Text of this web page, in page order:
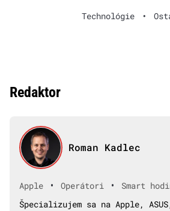
Technológie •
Redaktor
Roman Kadlec
Apple • Operátori •
Smart
Špecializujem sa na Apple,